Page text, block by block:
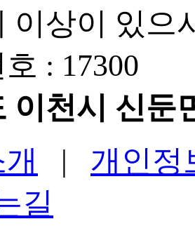
이상이 있으
: 17300
이천시 신둔
| 개인정
길